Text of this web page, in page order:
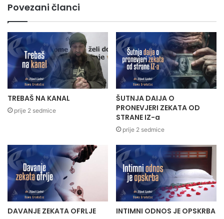
Povezani članci
TREBAŠ NA KANAL
prije 2 sedmice
ŠUTNJA DAIJA O
PRONEVJERI ZEKATA OD
STRANE IZ-a
prije 2 sedmice
DAVANJE ZEKATA OFRLJE INTIMNI ODNOS JE OPSKRBA